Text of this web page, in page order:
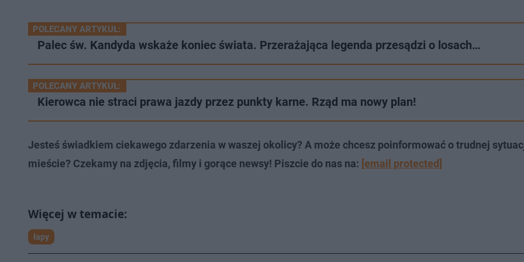
POLECANY ARTYKUŁ:
Palec św. Kandyda wskaże koniec świata. Przerażająca legenda przesądzi o losach…
POLECANY ARTYKUŁ:
Kierowca nie straci prawa jazdy przez punkty karne. Rząd ma nowy plan!
Jesteś świadkiem ciekawego zdarzenia w waszej okolicy? A może chcesz poinformować o trudnej
mieście? Czekamy na zdjęcia, filmy i gorące newsy! Piszcie do nas na: [email protected]
łapy